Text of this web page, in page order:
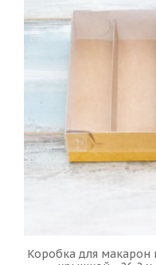
Коробка для макарон